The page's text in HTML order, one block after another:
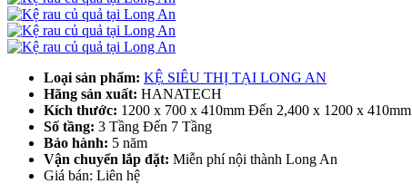
Loại sản phẩm: KỆ SIÊU THỊ TẠI LONG AN
Hãng sản xuất: HANATECH
Kích thước: 1200 x 700 x 410mm Đến 2,400 x 1200 x 410mm
Số tầng: 3 Tầng Đến 7 Tầng
Bảo hành: 5 năm
Vận chuyển lắp đặt: Miễn phí nội thành Long An
Giá bán: Liên hệ